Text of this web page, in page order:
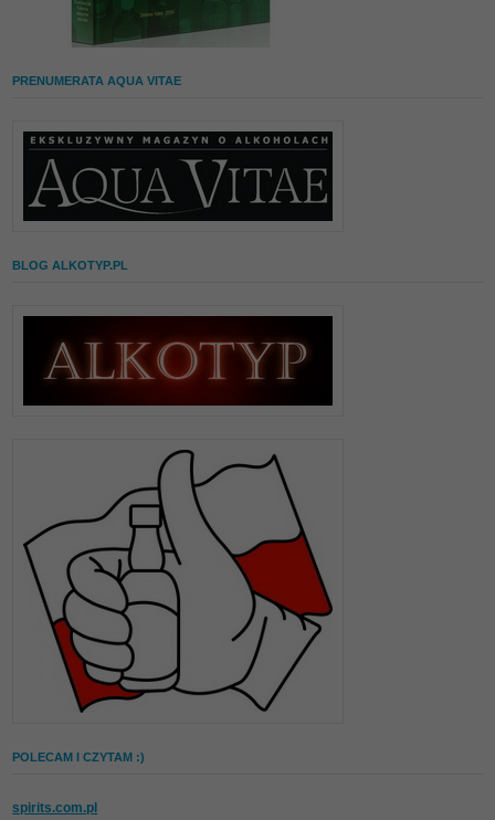
PRENUMERATA AQUA VITAE
BLOG ALKOTYP.PL
POLECAM I CZYTAM :)
spirits.com.pl